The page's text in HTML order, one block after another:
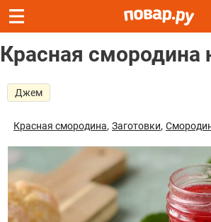
Красная смородина
Джем
Красная смородина, Заготовки,